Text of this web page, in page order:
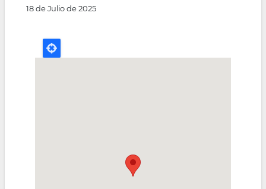
18 de Julio de 2025